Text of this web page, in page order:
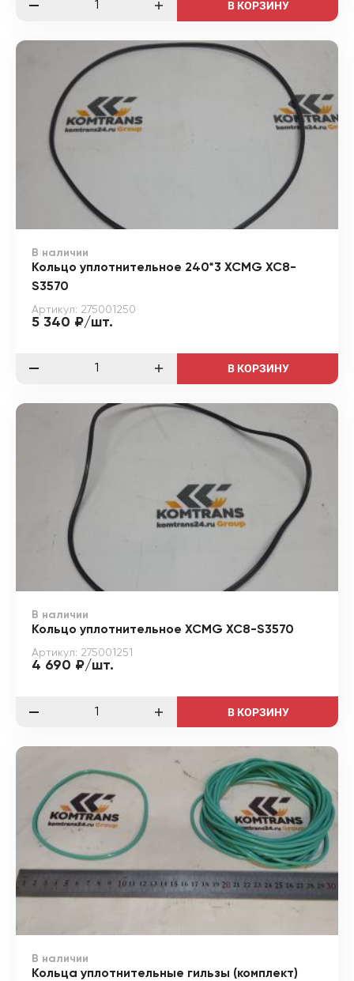
В КОРЗИНУ
В наличии
Кольцо уплотнительное 240*3 XCMG XC8-
S3570
Артикул: 275001250
5 340 ₽/шт.
В КОРЗИНУ
В наличии
Кольцо уплотнительное XCMG XC8-S3570
Артикул: 275001251
4 690 ₽/шт.
В КОРЗИНУ
В наличии
Кольца уплотнительные гильзы (комплект)